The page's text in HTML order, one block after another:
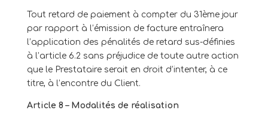
Tout retard de paiement à compter du 31ème jour
par rapport à l’émission de facture entraînera
l’application des pénalités de retard sus-définies
à l’article 6.2 sans préjudice de toute autre action
que le Prestataire serait en droit d’intenter, à ce
titre, à l’encontre du Client.
Article 8 – Modalités de réalisation